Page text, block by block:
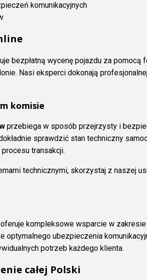
komunikacyjnych
bezpłatną wycenę pojazdu za
Nasi eksperci dokonają
komisie
przebiega w sposób przejrzysty i
sprawdzić stan techniczny
transakcji.
technicznymi, skorzystaj z naszej
oferuje kompleksowe wsparcie w
optymalnego ubezpieczenia
potrzeb każdego klienta.
całej Polski